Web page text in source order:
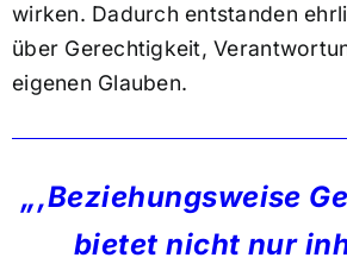
wirken. Dadurch entstanden
über Gerechtigkeit,
eigenen Glauben.
„‚Beziehungsweise
bietet nicht nur